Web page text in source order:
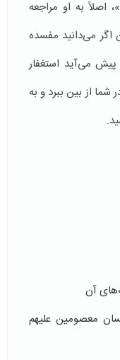
اصلاً به او مراجعه
اگر می‌دانید مفسده
می‌آید استغفار
شما از بین ببرد و به
از لسان معصومین علیهم